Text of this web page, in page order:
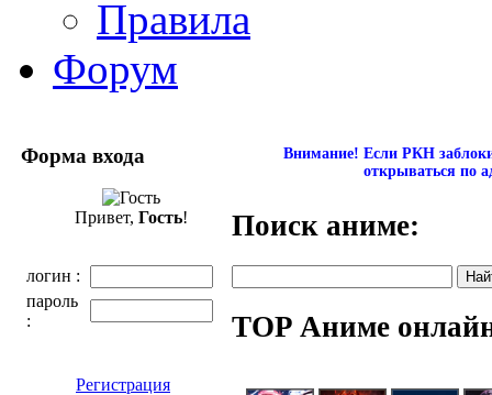
Правила
Форум
Форма входа
Привет, Гость!
логин :
пароль
:
Регистрация
Внимание! Если РКН
открываться по
Поиск аниме:
TOP Аниме